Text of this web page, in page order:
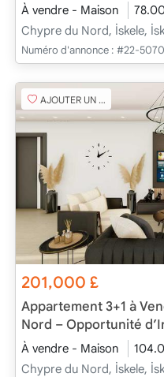
À vendre - Maison
Chypre du Nord, İskele,
Numéro d'annonce : #22-
AJOUTER UN FAVORI
201,000£
Appartement 3+1 à
Nord – Opportunité
À vendre - Maison
Chypre du Nord, İskele,